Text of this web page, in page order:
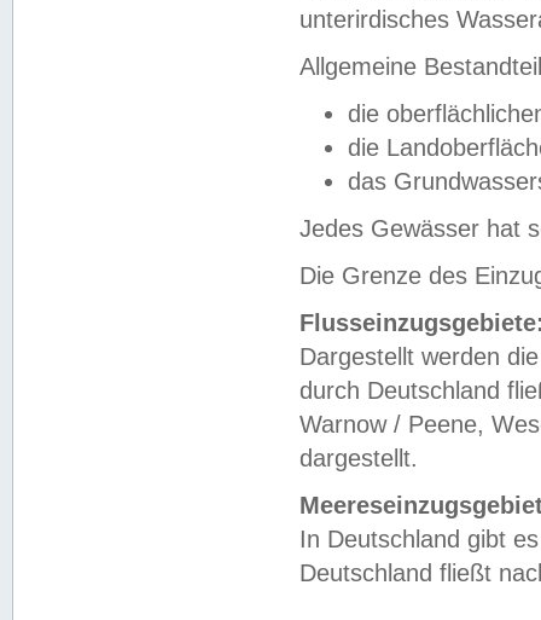
unterirdisches
Allgemeine
die
die
das
Jedes Gewässer hat
Die Grenze des
Dargestellt werden
durch Deutschland
Warnow / Peene,
dargestellt.
In Deutschland gibt
Deutschland fließt